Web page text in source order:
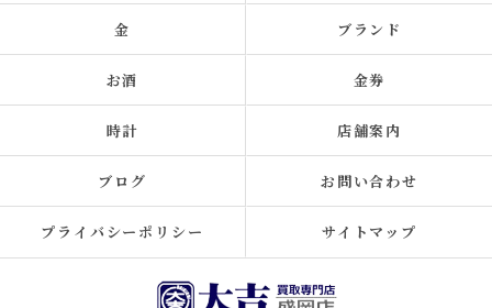
金 ブランド
お酒 金券
時計 店舗案内
ブログ お問い合わせ
プライバシーポリシー サイトマップ